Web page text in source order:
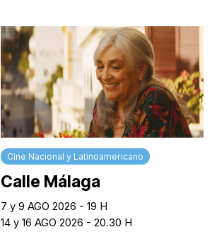
Cine Nacional y Latinoamericano
Calle Málaga
7 y 9 AGO 2026 - 19 H
14 y 16 AGO 2026 - 20.30 H